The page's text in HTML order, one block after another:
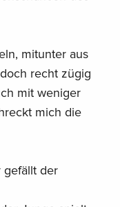
mitunter aus
recht zügig
mit weniger
mich die
gefällt der